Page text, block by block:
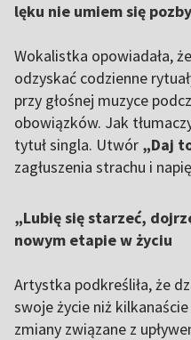
lęku nie umiem się
Wokalistka opowiadała,
odzyskać codzienne
przy głośnej muzyce
obowiązków. Jak
tytuł singla. Utwór „Daj
zagłuszenia strachu i
„Lubię się starzeć,
nowym etapie w życiu
Artystka podkreśliła, że
swoje życie niż
zmiany związane z